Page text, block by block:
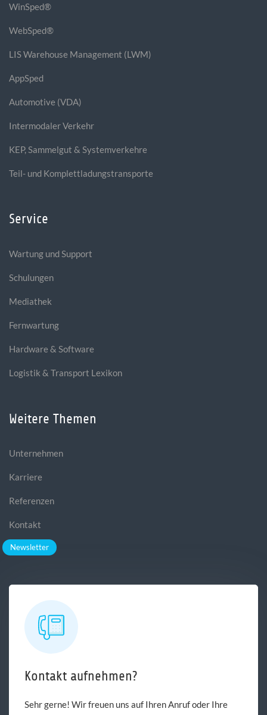
WinSped®
WebSped®
LIS Warehouse Management (LWM)
AppSped
Automotive (VDA)
Intermodaler Verkehr
KEP, Sammelgut & Systemverkehre
Teil- und Komplettladungstransporte
Service
Wartung und Support
Schulungen
Mediathek
Fernwartung
Hardware & Software
Logistik & Transport Lexikon
Weitere Themen
Unternehmen
Karriere
Referenzen
Kontakt
Newsletter
Kontakt aufnehmen?
Sehr gerne! Wir freuen uns auf Ihren Anruf oder Ihre